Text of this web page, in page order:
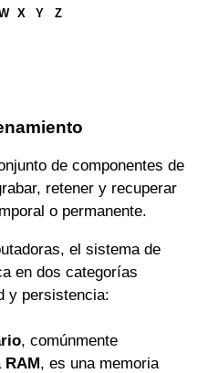
X Y Z
de componentes de
retener y recuperar
o permanente.
el sistema de
en dos categorías
y persistencia:
, comúnmente
RAM, es una memoria